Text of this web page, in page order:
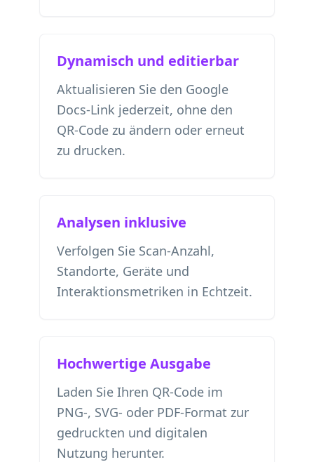
Dynamisch und editierbar
Aktualisieren Sie den Google
Docs-Link jederzeit, ohne den
QR-Code zu ändern oder erneut
zu drucken.
Analysen inklusive
Verfolgen Sie Scan-Anzahl,
Standorte, Geräte und
Interaktionsmetriken in Echtzeit.
Hochwertige Ausgabe
Laden Sie Ihren QR-Code im
PNG-, SVG- oder PDF-Format zur
gedruckten und digitalen
Nutzung herunter.